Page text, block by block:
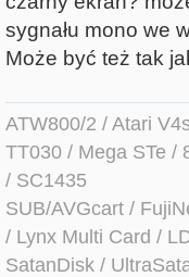
sygnału mono we
Może być też tak
ATW800/2 / Atari
TT030 / Mega STe /
/ SC1435
SUB/AVGcart /
/ Lynx Multi Card /
SatanDisk /